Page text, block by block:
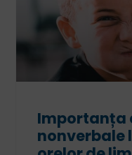
Importanța
nonverbale